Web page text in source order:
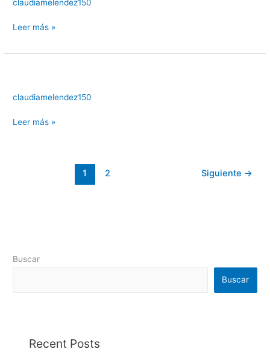
claudiamelendez150
Leer más »
claudiamelendez150
Leer más »
1 2 Siguiente →
Buscar
Buscar
Recent Posts